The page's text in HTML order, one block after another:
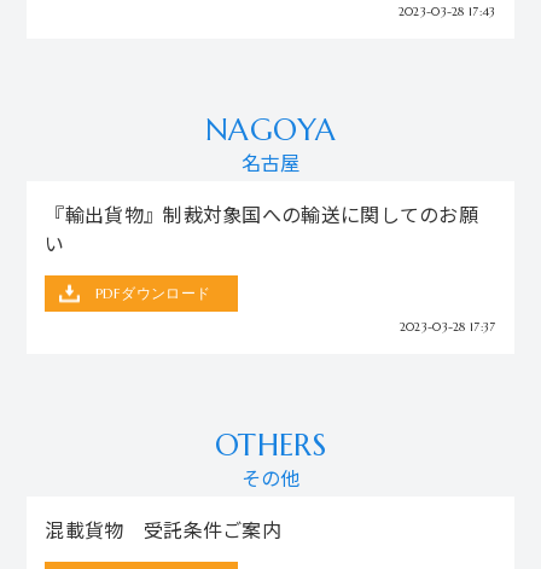
2023-03-28 17:43
NAGOYA
名古屋
『輸出貨物』制裁対象国への輸送に関してのお願
い
PDFダウンロード
2023-03-28 17:37
OTHERS
その他
混載貨物 受託条件ご案内